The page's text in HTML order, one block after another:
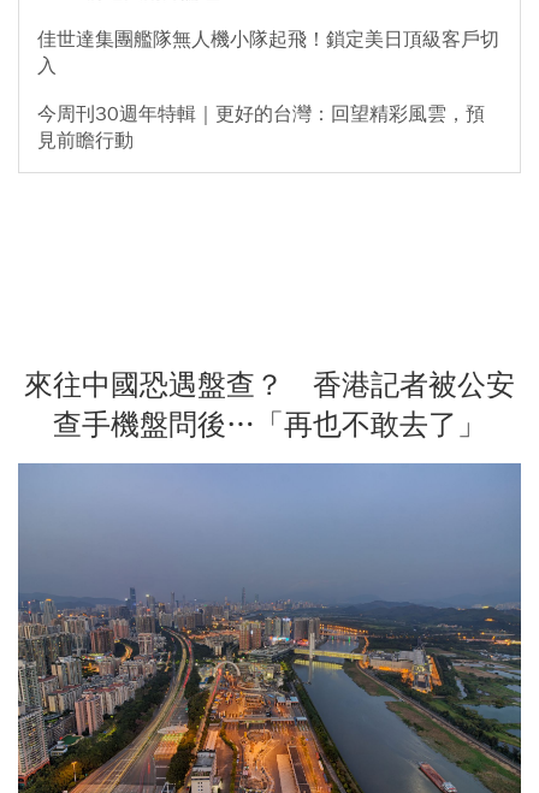
佳世達集團艦隊無人機小隊起飛！鎖定美日頂級客戶切
入
今周刊30週年特輯｜更好的台灣：回望精彩風雲，預
見前瞻行動
來往中國恐遇盤查？ 香港記者被公安
查手機盤問後…「再也不敢去了」